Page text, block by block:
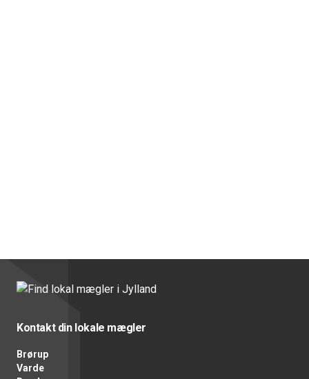
Kontakt din lokale mægler
Brørup
Varde